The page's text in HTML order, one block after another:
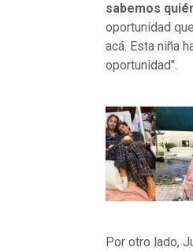
sabemos
oportunidad
acá. Esta niña
oportunidad".
Por otro lado,